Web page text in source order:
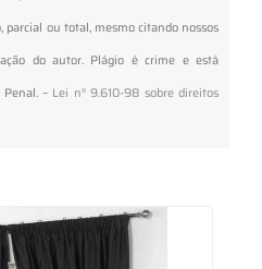
parcial ou total, mesmo citando nossos
do autor. Plágio é crime e está
– Lei n° 9.610-98 sobre direitos